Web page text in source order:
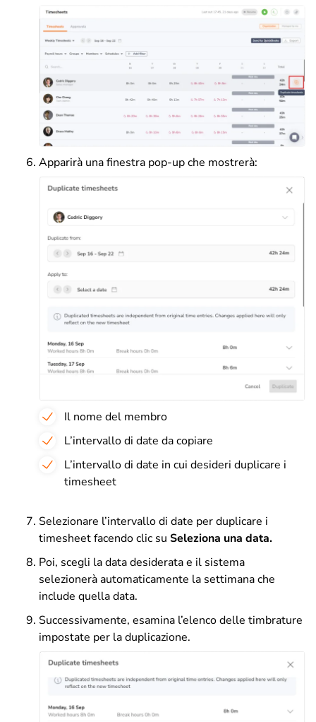
Apparirà una finestra pop-up che mostrerà:
Il nome del membro
L’intervallo di date da copiare
L’intervallo di date in cui desideri duplicare i
timesheet
Selezionare l’intervallo di date per duplicare i
timesheet facendo clic su Seleziona una data.
Poi, scegli la data desiderata e il sistema
selezionerà automaticamente la settimana che
include quella data.
Successivamente, esamina l’elenco delle timbrature
impostate per la duplicazione.